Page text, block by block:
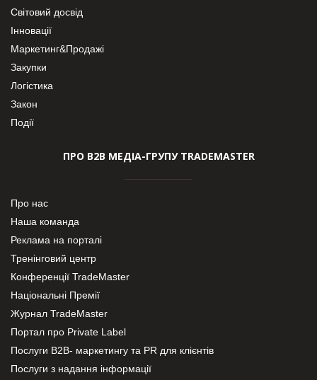
Світовий досвід
Інновації
Маркетинг&Продажі
Закупки
Логістика
Закон
Події
ПРО В2В МЕДІА-ГРУПУ TRADEMASTER
Про нас
Наша команда
Реклама на порталі
Тренінговий центр
Конференції TradeMaster
Національні Премії
Журнал TradeMaster
Портал про Private Label
Послуги В2В- маркетингу та PR для клієнтів
Послуги з надання інформації